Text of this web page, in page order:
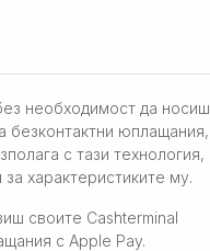
необходимост да носиш
безконтактни юплащания,
с тази технология,
характеристиките му.
своите Cashterminal
с Apple Pay.